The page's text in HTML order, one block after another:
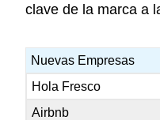
clave de la marca a
Nuevas Empresas
Hola Fresco
Airbnb